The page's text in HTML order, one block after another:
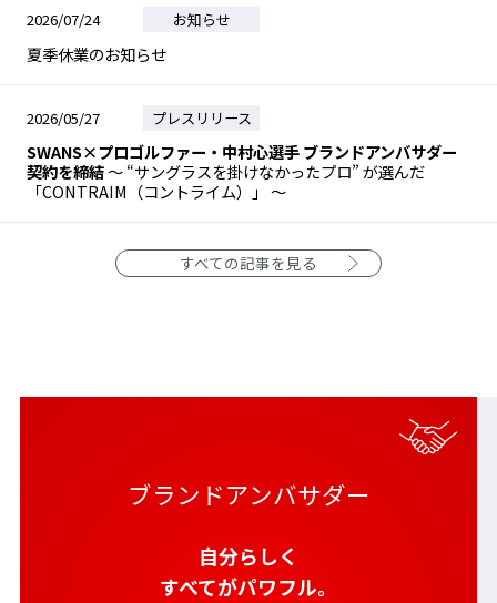
2026/07/24 お知らせ
夏季休業のお知らせ
2026/05/27 プレスリリース
SWANS×プロゴルファー・中村心選手 ブランドアンバサダー
契約を締結～ “サングラスを掛けなかったプロ” が選んだ
「CONTRAIM（コントライム）」 ～
すべての記事を見る
ブランドアンバサダー
自分らしく
すべてがパワフル。